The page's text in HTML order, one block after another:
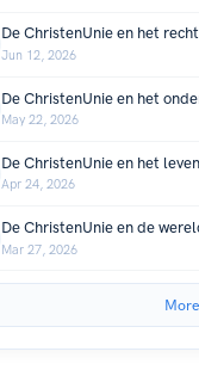
De ChristenUnie en het
Jun 12, 2026
De ChristenUnie en het
May 22, 2026
De ChristenUnie en het
Apr 24, 2026
De ChristenUnie en de
Mar 27, 2026